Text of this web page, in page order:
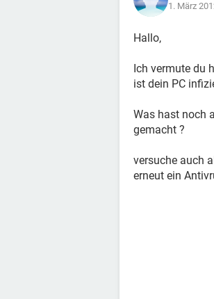
1. März
Hallo,
Ich vermute du
ist dein PC
Was hast noch
gemacht ?
versuche auch
erneut ein